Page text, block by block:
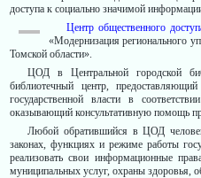
доступа к социально значимой
Центр общественного
«Модернизация регионального
Томской области».
ЦОД в Центральной городской
библиотечный центр,
государственной власти в
оказывающий консультативную помощь
Любой обратившийся в ЦОД
законах, функциях и режиме работы
реализовать свои информационные
муниципальных услуг, охраны здоровья,